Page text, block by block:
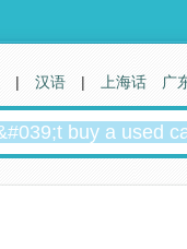
| 汉语 | 上海话 广